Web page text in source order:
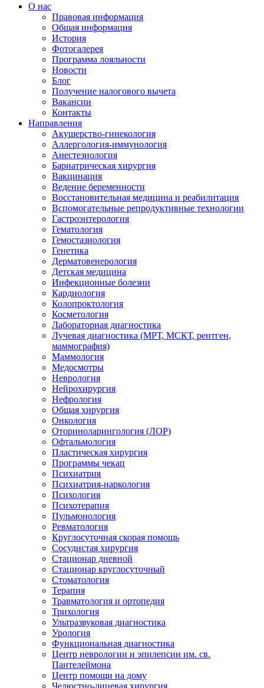
О нас
Правовая информация
Общая информация
История
Фотогалерея
Программа лояльности
Новости
Блог
Получение налогового вычета
Вакансии
Контакты
Направления
Акушерство-гинекология
Аллергология-иммунология
Анестезиология
Бариатрическая хирургия
Вакцинация
Ведение беременности
Восстановительная медицина и реабилитация
Вспомогательные репродуктивные технологии
Гастроэнтерология
Гематология
Гемостазиология
Генетика
Дерматовенерология
Детская медицина
Инфекционные болезни
Кардиология
Колопроктология
Косметология
Лабораторная диагностика
Лучевая диагностика (МРТ, МСКТ, рентген,
маммография)
Маммология
Медосмотры
Неврология
Нейрохирургия
Нефрология
Общая хирургия
Онкология
Оториноларингология (ЛОР)
Офтальмология
Пластическая хирургия
Программы чекап
Психиатрия
Психиатрия-наркология
Психология
Психотерапия
Пульмонология
Ревматология
Круглосуточная скорая помощь
Сосудистая хирургия
Стационар дневной
Стационар круглосуточный
Стоматология
Терапия
Травматология и ортопедия
Трихология
Ультразвуковая диагностика
Урология
Функциональная диагностика
Центр неврологии и эпилепсии им. св.
Пантелеймона
Центр помощи на дому
Челюстно-лицевая хирургия